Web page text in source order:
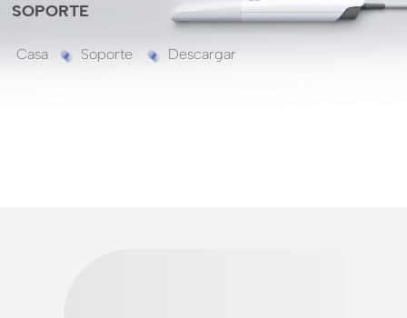
SOPORTE
Casa Soporte Descargar